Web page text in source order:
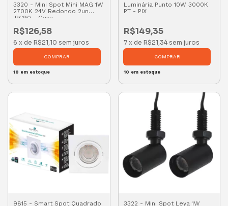
3320 - Mini Spot Mini MAG 1W
2700K 24V Redondo 2un
IRC90 - Gaya
R$126,58
6 x de R$21,10 sem juros
10 em estoque
Luminária Punto 10W 3000K
PT - PIX
R$149,35
7 x de R$21,34 sem juros
10 em estoque
9815 - Smart Spot Quadrado
3322 - Mini Spot Leya 1W